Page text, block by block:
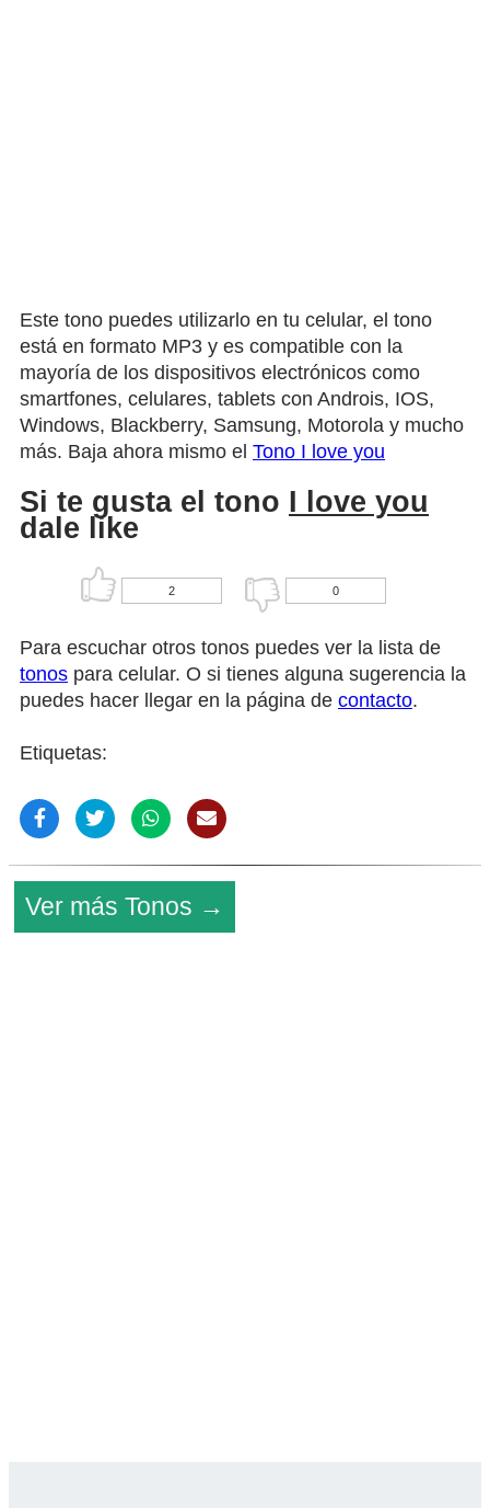
Este tono puedes utilizarlo en tu celular, el tono
está en formato MP3 y es compatible con la
mayoría de los dispositivos electrónicos como
smartfones, celulares, tablets con Androis, IOS,
Windows, Blackberry, Samsung, Motorola y mucho
más. Baja ahora mismo el Tono I love you
Si te gusta el tono I love you
dale like
2 0
Para escuchar otros tonos puedes ver la lista de
tonos para celular. O si tienes alguna sugerencia la
puedes hacer llegar en la página de contacto.
Etiquetas:
Ver más Tonos →